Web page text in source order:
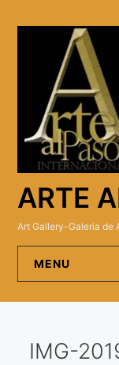
ARTE
Art Gallery-Galeria de
MENU
Artistas
IMG-